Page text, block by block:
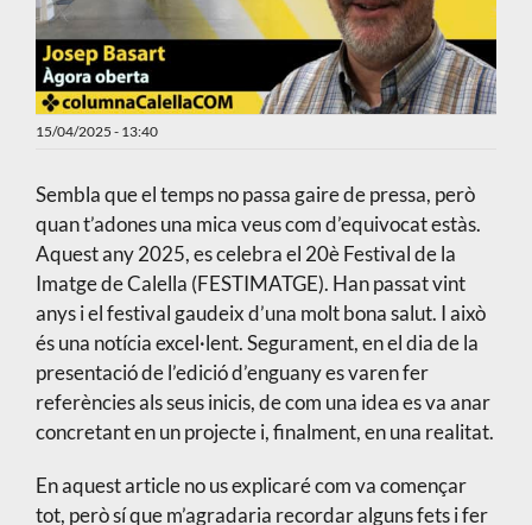
15/04/2025 - 13:40
Sembla que el temps no passa gaire de pressa, però
quan t’adones una mica veus com d’equivocat estàs.
Aquest any 2025, es celebra el 20è Festival de la
Imatge de Calella (FESTIMATGE). Han passat vint
anys i el festival gaudeix d’una molt bona salut. I això
és una notícia excel·lent. Segurament, en el dia de la
presentació de l’edició d’enguany es varen fer
referències als seus inicis, de com una idea es va anar
concretant en un projecte i, finalment, en una realitat.
En aquest article no us explicaré com va començar
tot, però sí que m’agradaria recordar alguns fets i fer